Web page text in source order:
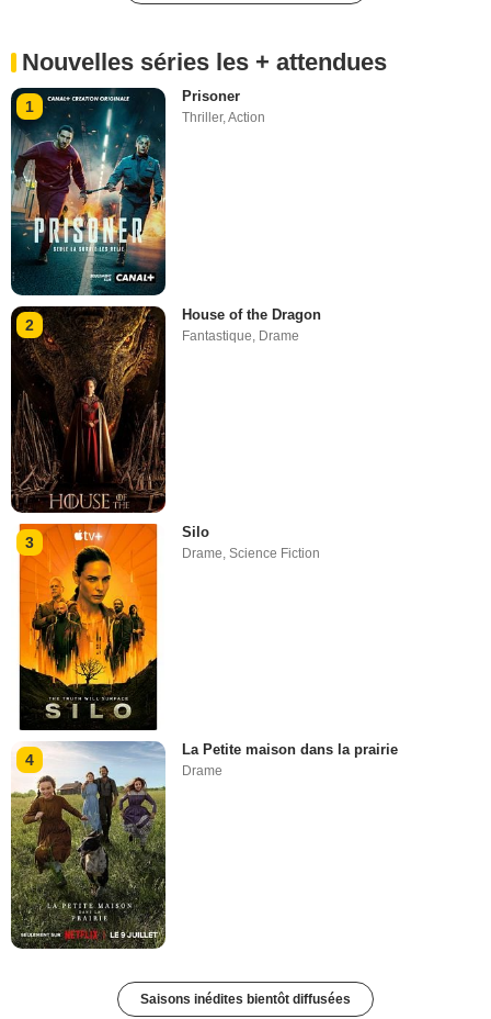
Nouvelles séries les + attendues
1
Prisoner
Thriller,Action
2
House of the Dragon
Fantastique Drame
3
Silo
Drame,Science Fiction
4
La Petite maison dans la prairie
Drame
Saisons inédites bientôt diffusées